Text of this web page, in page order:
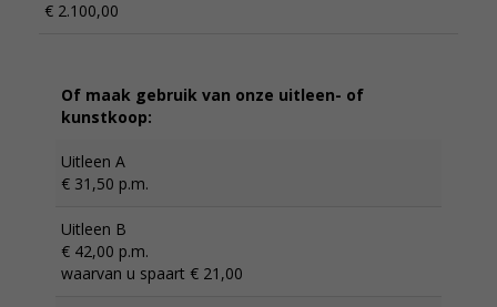
€ 2.100,00
Of maak gebruik van onze uitleen- of
kunstkoop:
Uitleen A
€ 31,50 p.m.
Uitleen B
€ 42,00 p.m.
waarvan u spaart € 21,00